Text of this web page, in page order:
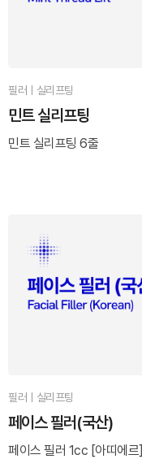
필러ㅣ실리프팅
민트 실리프팅
민트 실리프팅 6줄
필러ㅣ실리프팅
페이스 필러(국산)
페이스 필러 1cc [아띠에르]